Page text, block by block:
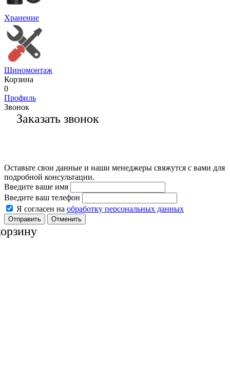
Хранение
Шиномонтаж
Корзина
0
Профиль
Звонок
Заказать звонок
Оставьте свои данные и наши менеджеры свяжутся с вами для
подробной консультации.
Введите ваше имя
Введите ваш телефон
Я согласен на обработку персональных данных
Отменить